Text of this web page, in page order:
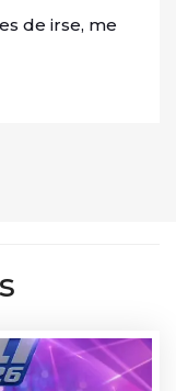
de irse, me